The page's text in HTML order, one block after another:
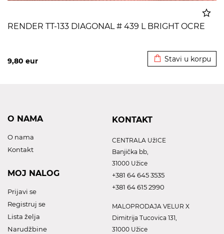
RENDER TT-133 DIAGONAL # 439 L BRIGHT OCRE
9,80 eur Stavi u korpu
O NAMA
O nama
Kontakt
MOJ NALOG
Prijavi se
Registruj se
Lista želja
Narudžbine
KONTAKT
CENTRALA UžICE
Banjička bb,
31000 Užice
+381 64 645 3535
+381 64 615 2990
MALOPRODAJA VELUR X
Dimitrija Tucovica 131,
31000 Užice